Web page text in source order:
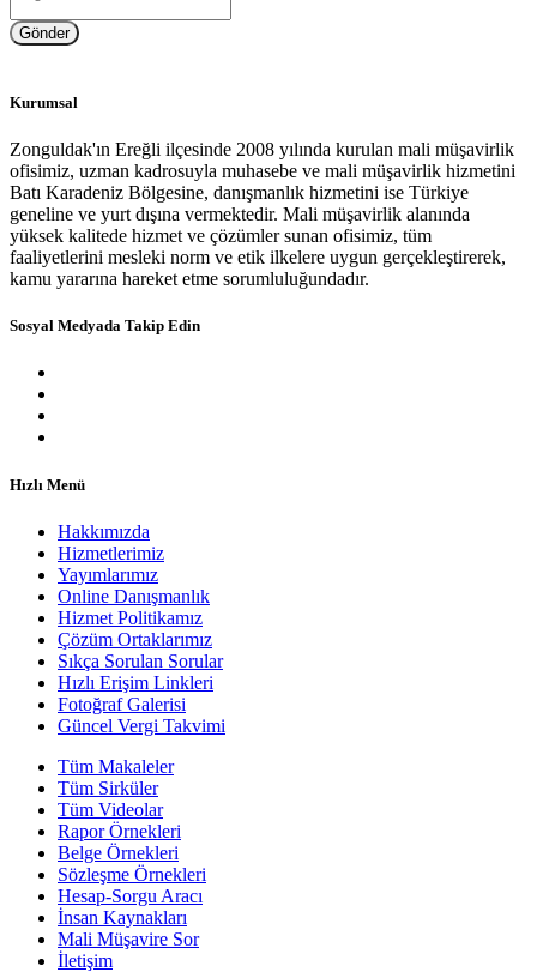
Gönder
Kurumsal
Zonguldak'ın Ereğli ilçesinde 2008 yılında kurulan mali müşavirlik
ofisimiz, uzman kadrosuyla muhasebe ve mali müşavirlik hizmetini
Batı Karadeniz Bölgesine, danışmanlık hizmetini ise Türkiye
geneline ve yurt dışına vermektedir. Mali müşavirlik alanında
yüksek kalitede hizmet ve çözümler sunan ofisimiz, tüm
faaliyetlerini mesleki norm ve etik ilkelere uygun gerçekleştirerek,
kamu yararına hareket etme sorumluluğundadır.
Sosyal Medyada Takip Edin
Hızlı Menü
Hakkımızda
Hizmetlerimiz
Yayımlarımız
Online Danışmanlık
Hizmet Politikamız
Çözüm Ortaklarımız
Sıkça Sorulan Sorular
Hızlı Erişim Linkleri
Fotoğraf Galerisi
Güncel Vergi Takvimi
Tüm Makaleler
Tüm Sirküler
Tüm Videolar
Rapor Örnekleri
Belge Örnekleri
Sözleşme Örnekleri
Hesap-Sorgu Aracı
İnsan Kaynakları
Mali Müşavire Sor
İletişim